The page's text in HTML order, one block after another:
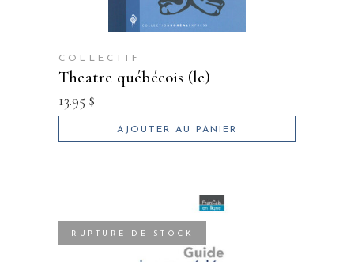
COLLECTIF
theatre québécois (le)
13.95 $
AJOUTER AU PANIER
RUPTURE DE STOCK